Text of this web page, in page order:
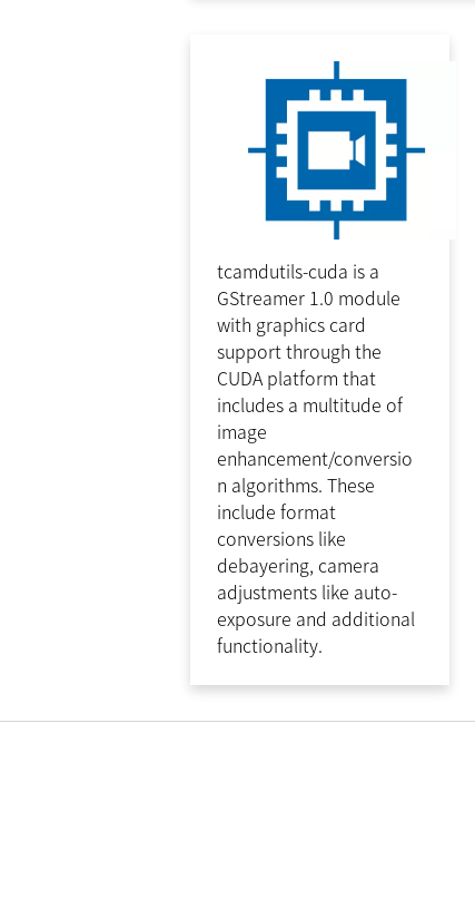
tcamdutils-cuda is a
GStreamer 1.0 module
with graphics card
support through the
CUDA platform that
includes a multitude of
image
enhancement/conversio
n algorithms. These
include format
conversions like
debayering, camera
adjustments like auto-
exposure and additional
functionality.